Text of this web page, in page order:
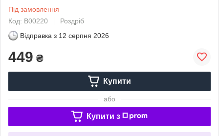
Під замовлення
Код: В00220
Роздріб
Відправка з 12 серпня 2026
449 ₴
Купити
або
Купити з